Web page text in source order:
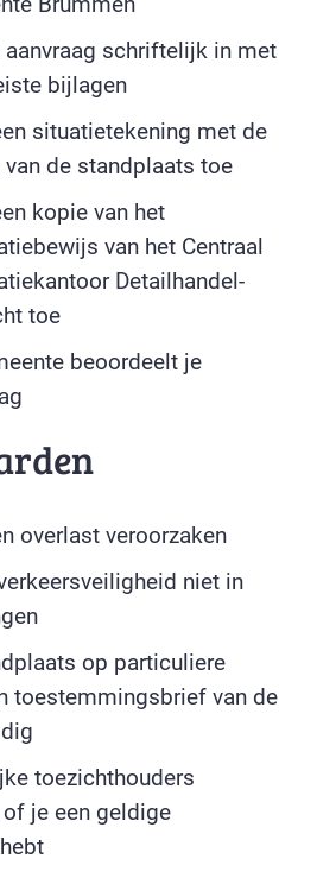
aanvraag schriftelijk in met
bijlagen
situatietekening met de
de standplaats toe
kopie van het
van het Centraal
Detailhandel-
toe
beoordeelt je
overlast veroorzaken
niet in
op particuliere
toestemmingsbrief van de
toezichthouders
je een geldige